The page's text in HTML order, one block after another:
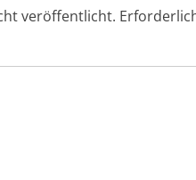
veröffentlicht.